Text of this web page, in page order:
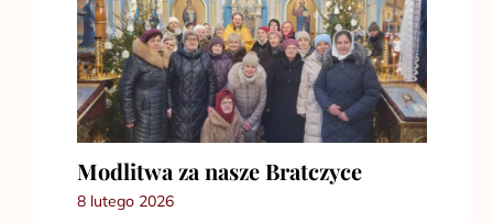
Modlitwa za nasze Bratczyce
8 lutego 2026